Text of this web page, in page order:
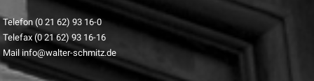
Telefon (0 21 62) 93 16-0
Telefax (0 21 62) 93 16-16
Mail info@walter-schmitz.de